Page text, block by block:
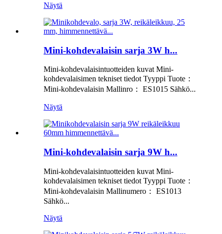
Näytä
Mini-kohdevalaisin sarja 3W h...
Mini-kohdevalaisintuotteiden kuvat Mini-
kohdevalaisimen tekniset tiedot Tyyppi Tuote：
Mini-kohdevalaisin Mallinro： ES1015 Sähkö...
Näytä
Mini-kohdevalaisin sarja 9W h...
Mini-kohdevalaisintuotteiden kuvat Mini-
kohdevalaisimen tekniset tiedot Tyyppi Tuote：
Mini-kohdevalaisin Mallinumero： ES1013
Sähkö...
Näytä